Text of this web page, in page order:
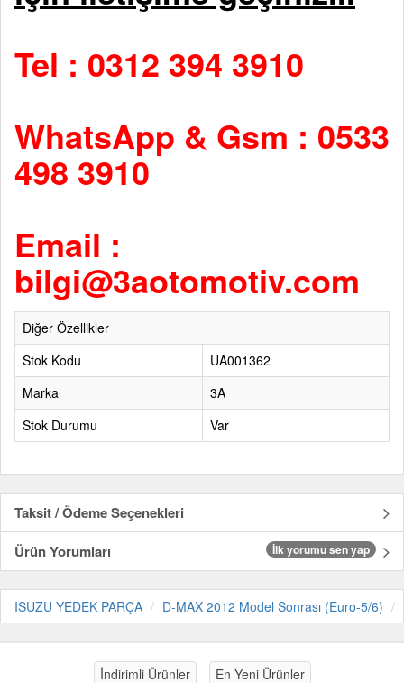
Tel : 0312 394 3910
WhatsApp & Gsm : 0533
498 3910
Email :
bilgi@3aotomotiv.com
Diğer Özellikler
Stok Kodu
UA001362
Marka
3A
Stok Durumu
Var
Taksit / Ödeme Seçenekleri
Ürün Yorumları
İlk yorumu sen yap
ISUZU YEDEK PARÇA D-MAX 2012 Model Sonrası (Euro-5/6)
İndirimli Ürünler En Yeni Ürünler